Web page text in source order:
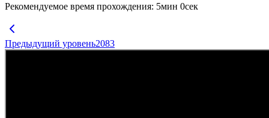
Рекомендуемое время прохождения: 5мин 0сек
Предыдущий уровень2083